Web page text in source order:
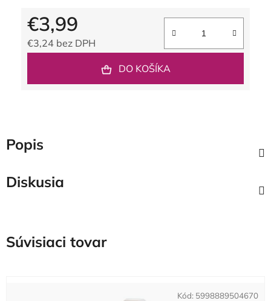
€3,99
€3,24 bez DPH
DO KOŠÍKA
Popis
Diskusia
Súvisiaci tovar
Kód: 5998889504670